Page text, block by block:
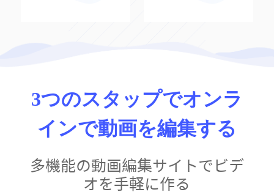
3つのスタップでオンラ
インで動画を編集する
多機能の動画編集サイトでビデ
オを手軽に作る